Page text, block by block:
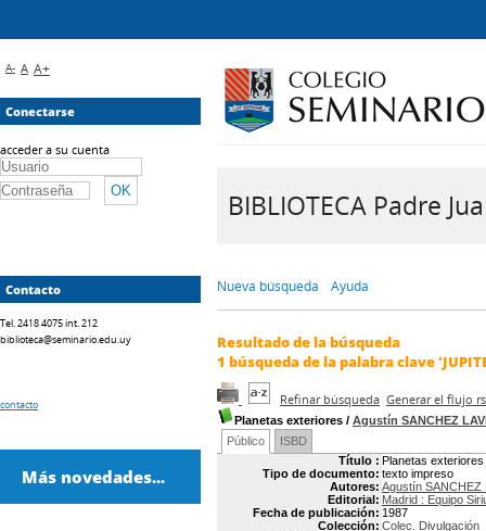
BIBLIOTECA Padre
Nueva búsqueda Ayuda
Resultado de la búsqueda
1 búsqueda de la palabra clave
Refinar búsqueda Generar el flujo
Planetas exteriores / Agustín SANCHEZ
Público
ISBD
Título : Planetas exteriores
Tipo de documento: texto impreso
Autores: Agustín SANCHEZ
Editorial: Madrid : Equipo
Fecha de publicación: 1987
Colección: Colec. Divulgación
A- A A+
Conectarse
acceder a su cuenta
Contacto
Tel. 2418 4075 int. 212
biblioteca@seminario.edu.uy
contacto
Más novedades...